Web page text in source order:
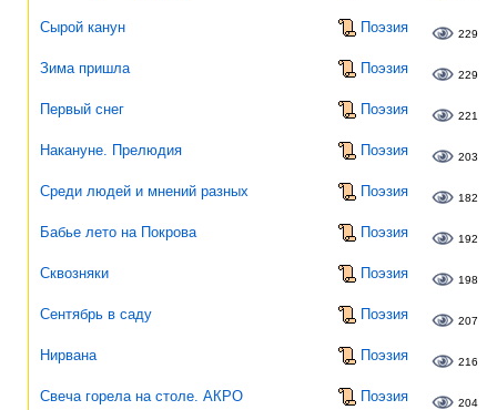
Сырой канун Поэзия 229
Зима пришла Поэзия 229
Первый снег Поэзия 221
Накануне. Прелюдия Поэзия 203
Среди людей и мнений разных Поэзия 182
Бабье лето на Покрова Поэзия 192
Сквозняки Поэзия 198
Сентябрь в саду Поэзия 207
Нирвана Поэзия 216
Свеча горела на столе. АКРО Поэзия 204